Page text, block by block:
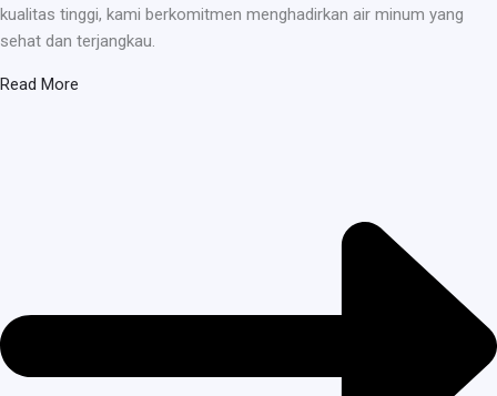
kualitas tinggi, kami berkomitmen menghadirkan air minum yang
sehat dan terjangkau.
Read More